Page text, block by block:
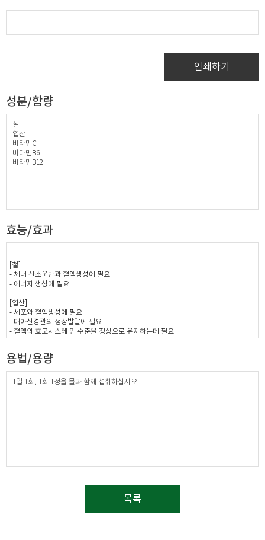
인쇄하기
성분/함량
철
엽산
비타민C
비타민B6
비타민B12
효능/효과
[철]
- 체내 산소운반과 혈액생성에 필요
- 에너지 생성에 필요
[엽산]
- 세포와 혈액생성에 필요
- 태아신경관의 정상발달에 필요
- 혈액의 호모시스테 인 수준을 정상으로 유지하는데 필요
- 정상적인 엽산 대사에 필요
[비타민B6]
용법/용량
1일 1회, 1회 1정을 물과 함께 섭취하십시오.
목록